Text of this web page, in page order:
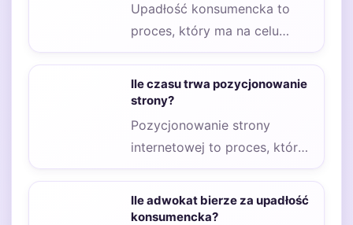
Upadłość konsumencka to
proces, który ma na celu
umożliwienie osobom
fizycznym, które znalazły się
w…
Ile czasu trwa pozycjonowanie
strony?
Pozycjonowanie strony
internetowej to proces, który
wymaga czasu oraz
zaangażowania. Wiele osób
zastanawia się, ile…
Ile adwokat bierze za upadłość
konsumencka?